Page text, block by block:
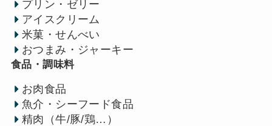
プリン・ゼリー
アイスクリーム
米菓・せんべい
おつまみ・ジャーキー
食品・調味料
お肉食品
魚介・シーフード食品
精肉（牛/豚/鶏…）